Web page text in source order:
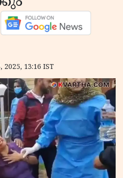
2025, 13:16 IST